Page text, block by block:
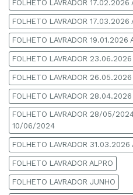
FOLHETO LAVRADOR
FOLHETO LAVRADOR
FOLHETO LAVRADOR
FOLHETO LAVRADOR
FOLHETO LAVRADOR
FOLHETO LAVRADOR
FOLHETO LAVRADOR 28/05/
10/06/2024
FOLHETO LAVRADOR
FOLHETO LAVRADOR ALPRO
FOLHETO LAVRADOR JUNHO